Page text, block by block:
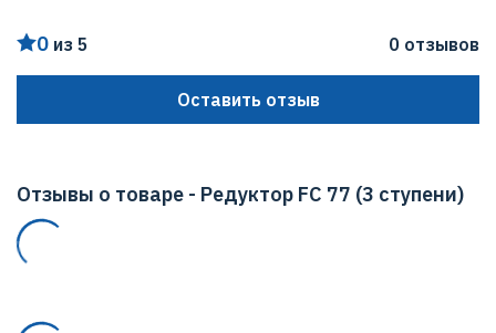
0 из 5 0 отзывов
Оставить отзыв
Отзывы о товаре - Редуктор FC 77 (3 ступени)